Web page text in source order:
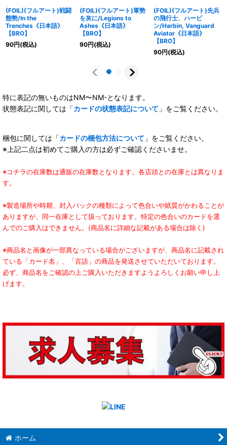
(FOIL)(フルアート)戦闘
態勢/In the
Trenches《日本語》
【BRO】
90円(税込)
(FOIL)(フルアート)軍勢
を灰に/Legions to
Ashes《日本語》
【BRO】
90円(税込)
(FOIL)(フルアート)先兵
の飛行士、ハービ
ン/Harbin, Vanguard
Aviator《日本語》
【BRO】
90円(税込)
特に表記の無いものはNM〜NM-となります。
状態表記に関しては「カードの状態表記について 」をご覧ください。
梱包に関しては「カードの梱包方法について 」をご覧ください。
※上記二点は初めてご購入の方は必ずご確認くださいませ。
※コチラの在庫数は通販の在庫数となります。各店頭との在庫とは異なりま
す。
※製造場所や時期、封入パックの種類によって色合いや紙質がかわることが
ありますが、同一在庫として扱っております。特定の色合いのカードを選
んでのご購入はできません。(商品名に詳細な記載がある場合は除く)
※商品名と画像が一部異なっている場合がございますが、商品名に記載され
ている「カード名」、「言語」の商品を発送させていただいております。
必ず、商品名をご確認の上ご購入いただきますようよろしくお願い申し上
げます。
ホーム